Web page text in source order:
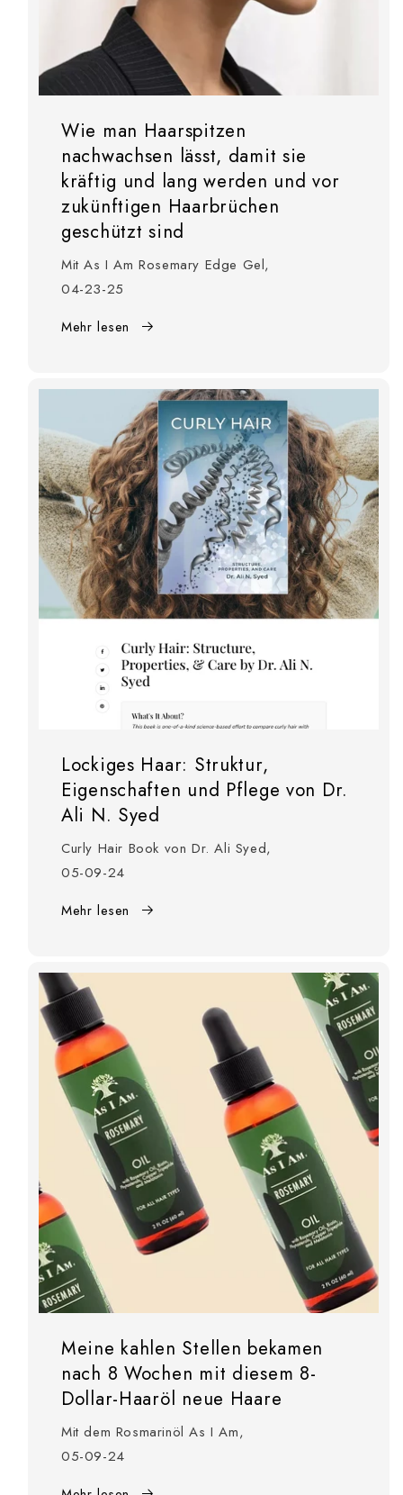
Wie man Haarspitzen
nachwachsen lässt, damit sie
kräftig und lang werden und vor
zukünftigen Haarbrüchen
geschützt sind
Mit As I Am Rosemary Edge Gel,
04-23-25
Mehr lesen
Lockiges Haar: Struktur,
Eigenschaften und Pflege von Dr.
Ali N. Syed
Curly Hair Book von Dr. Ali Syed,
05-09-24
Mehr lesen
Meine kahlen Stellen bekamen
nach 8 Wochen mit diesem 8-
Dollar-Haaröl neue Haare
Mit dem Rosmarinöl As I Am,
05-09-24